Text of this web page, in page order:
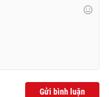
Gửi bình luận